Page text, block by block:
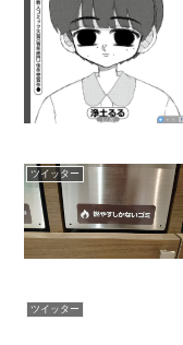
ツイッター
ツイッター